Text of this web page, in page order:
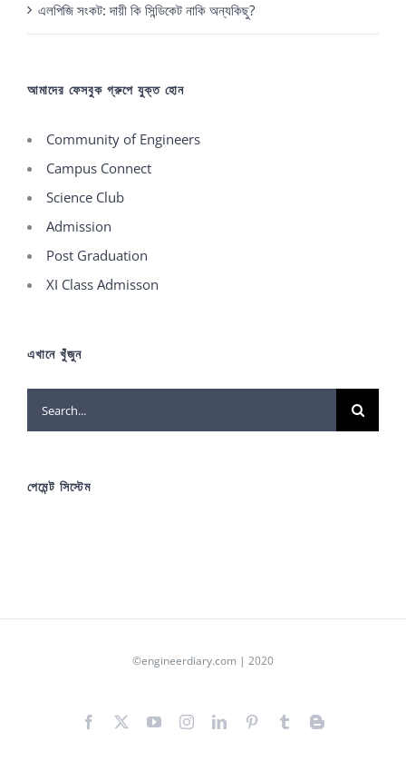
এলপিজি সংকট: দায়ী কি সিন্ডিকেট নাকি অন্যকিছু?
আমাদের ফেসবুক গ্রুপে যুক্ত হোন
Community of Engineers
Campus Connect
Science Club
Admission
Post Graduation
XI Class Admisson
এখানে খুঁজুন
Search
for:
পেমেন্ট সিস্টেম
©engineerdiary.com | 2020
Facebook YouTubeInstagramLinkedInPinterestTumblrBlogger